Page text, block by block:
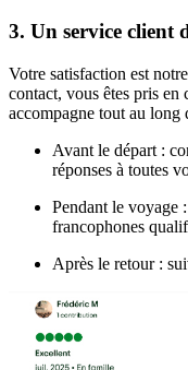
3. Un service client
Votre satisfaction est
contact, vous êtes pris
accompagne tout au long
Avant le départ :
réponses à toutes
Pendant le voyage
francophones
Après le retour :